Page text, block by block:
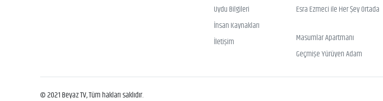
Uydu Bilgileri
İnsan Kaynakları
İletişim
Esra Ezmeci ile Her Şey Ortada
Masumlar Apartmanı
Geçmişe Yürüyen Adam
© 2021 Beyaz TV, Tüm hakları saklıdır.